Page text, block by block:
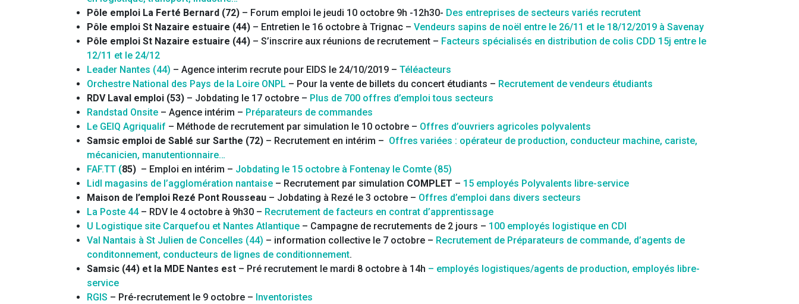
Pôle emploi La Ferté Bernard (72) – Forum emploi le jeudi 10 octobre 9h -12h30- Des entreprises de secteurs variés recrutent
Pôle emploi St Nazaire estuaire (44) – Entretien le 16 octobre à Trignac – Vendeurs sapins de noël entre le 26/11 et le 18/12/2019 à Savenay
Pôle emploi St Nazaire estuaire (44) – S’inscrire aux réunions de recrutement – Facteurs spécialisés en distribution de colis CDD 15j entre le
12/11 et le 24/12
Leader Nantes (44) – Agence interim recrute pour EIDS le 24/10/2019 – Téléacteurs
Orchestre National des Pays de la Loire ONPL – Pour la vente de billets du concert étudiants – Recrutement de vendeurs étudiants
RDV Laval emploi (53) – Jobdating le 17 octobre – Plus de 700 offres d’emploi tous secteurs
Randstad Onsite – Agence intérim – Préparateurs de commandes
Le GEIQ Agriqualif – Méthode de recrutement par simulation le 10 octobre – Offres d’ouvriers agricoles polyvalents
Samsic emploi de Sablé sur Sarthe (72) – Recrutement en intérim – Offres variées : opérateur de production, conducteur machine, cariste,
mécanicien, manutentionnaire…
FAF.TT (85) – Emploi en intérim – Jobdating le 15 octobre à Fontenay le Comte (85)
Lidl magasins de l’agglomération nantaise – Recrutement par simulation COMPLET – 15 employés Polyvalents libre-service
Maison de l’emploi Rezé Pont Rousseau – Jobdating à Rezé le 3 octobre – Offres d’emploi dans divers secteurs
La Poste 44– RDV le 4 octobre à 9h30 – Recrutement de facteurs en contrat d’apprentissage
U Logistique site Carquefou et Nantes Atlantique – Campagne de recrutements de 2 jours – 100 employés logistique en CDI
Val Nantais à St Julien de Concelles (44) – information collective le 7 octobre – Recrutement de Préparateurs de commande, d’agents de
conditonnement, conducteurs de lignes de conditionnement.
Samsic (44) et la MDE Nantes est – Pré recrutement le mardi 8 octobre à 14h – employés logistiques/agents de production, employés libre-
service
RGIS – Pré-recrutement le 9 octobre – Inventoristes